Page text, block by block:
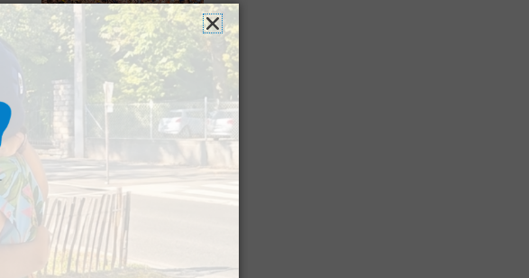
Hestiv’Òc : Les férias
Béarnaises font leur
grand retour à Pau
Lire Plus »